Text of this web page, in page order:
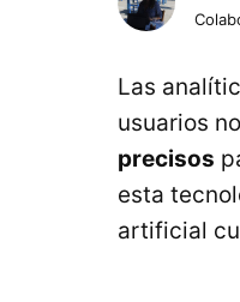
Las
usuarios
precisos
esta
artificial